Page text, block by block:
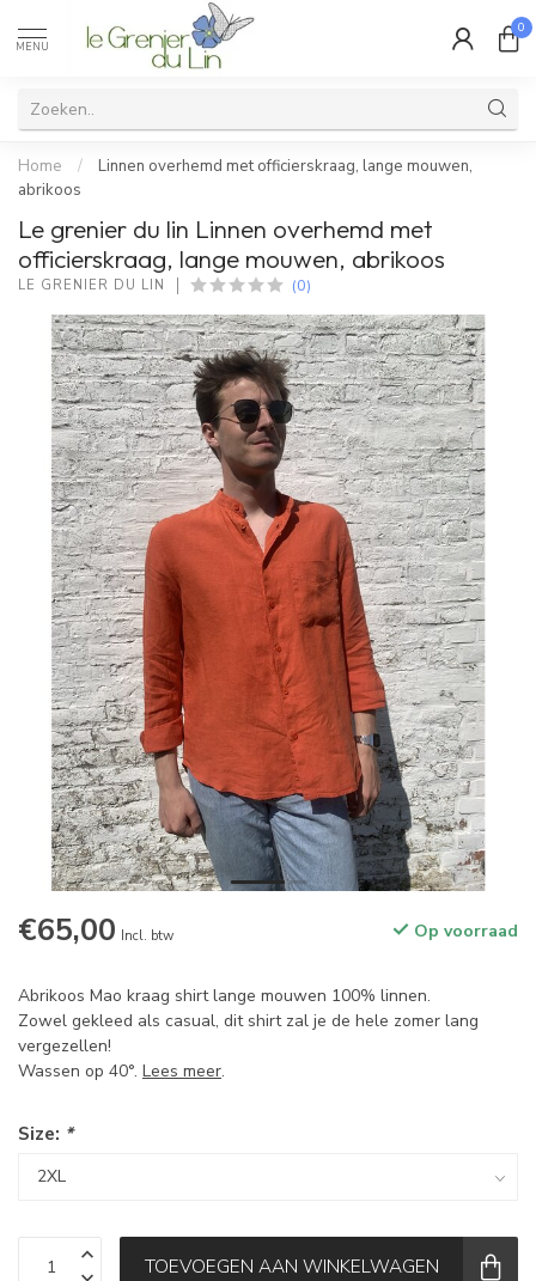
MENU
0
Home /
Linnen overhemd met officierskraag, lange mouwen,
abrikoos
Le grenier du lin Linnen overhemd met
officierskraag, lange mouwen, abrikoos
LE GRENIER DU LIN (0)
€65,00 Incl. btw Op voorraad
Abrikoos Mao kraag shirt lange mouwen 100% linnen.
Zowel gekleed als casual, dit shirt zal je de hele zomer lang
vergezellen!
Wassen op 40°. Lees meer.
Size: *
TOEVOEGEN AAN WINKELWAGEN